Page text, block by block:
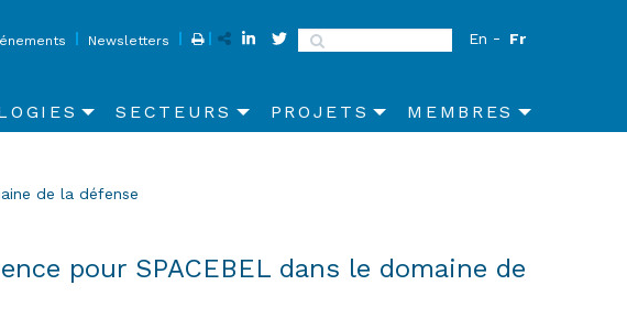
Newsletters Search En Fr
SECTEURS PROJETS MEMBRES
de la défense
pour SPACEBEL dans le domaine de